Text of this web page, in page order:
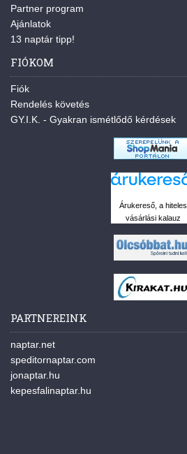
Partner program
Ajánlatok
13 naptár tipp!
FIÓKOM
Fiók
Rendelés követés
GY.I.K. - Gyakran ismétlődő kérdések
Árukereső, a hiteles
vásárlási kalauz
PARTNEREINK
naptar.net
speditornaptar.com
jonaptar.hu
kepesfalinaptar.hu